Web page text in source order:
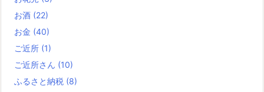
お酒 (22)
お金 (40)
ご近所 (1)
ご近所さん (10)
ふるさと納税 (8)